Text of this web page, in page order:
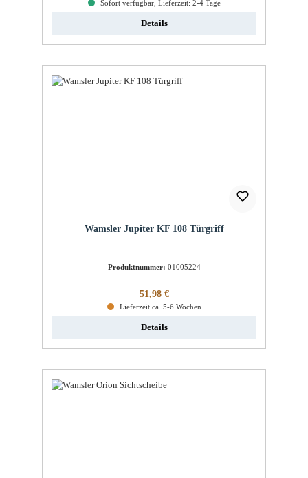
Sofort verfügbar, Lieferzeit: 2-4 Tage
Details
Wamsler Jupiter KF 108 Türgriff
Produktnummer: 01005224
Regulärer Preis:
51,98 €
Lieferzeit ca. 5-6 Wochen
Details